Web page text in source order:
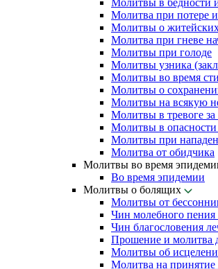
Молитвы в бедности
Молитва при потере
Молитвы о житейских
Молитва при гневе
Молитвы при голоде
Молитвы узника
Молитвы во время
Молитвы о
Молитвы на всякую
Молитвы в тревоге за
Молитвы в опасности
Молитвы при
Молитва от обидчика
Молитвы во время
Во время эпидемии
Молитвы о болящих
Молитвы от
Чин молебного пения
Чин благословения
Прошение и молитва
Молитвы об
Молитва на принятие